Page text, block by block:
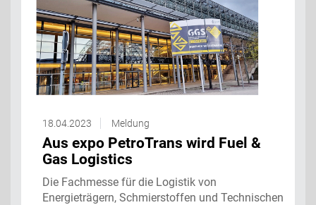
18.04.2023 Meldung
Aus expo PetroTrans wird Fuel &
Gas Logistics
Die Fachmesse für die Logistik von
Energieträgern, Schmierstoffen und Technischen